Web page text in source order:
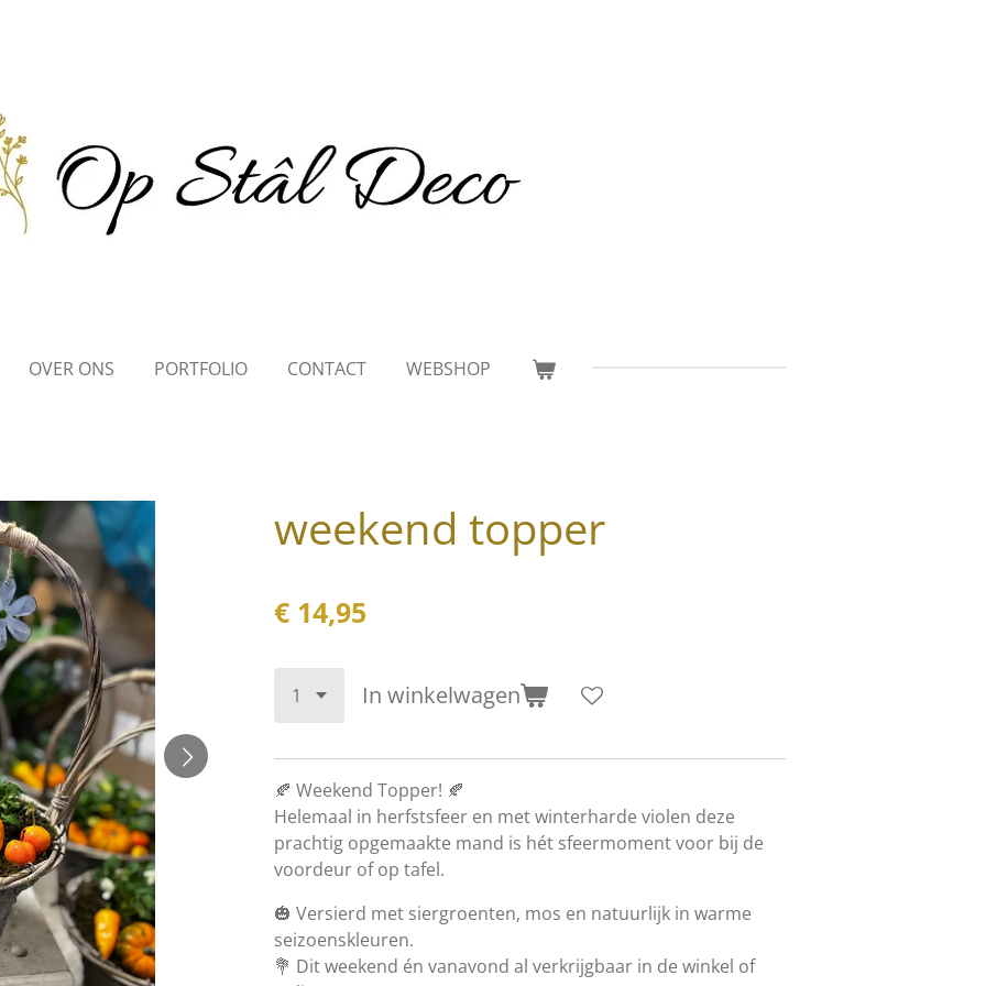
OVER ONS PORTFOLIO CONTACT WEBSHOP
weekend topper
€ 14,95
In winkelwagen
🍂 Weekend Topper! 🍂
Helemaal in herfstsfeer en met winterharde violen deze
prachtig opgemaakte mand is hét sfeermoment voor bij de
voordeur of op tafel.
🎃 Versierd met siergroenten, mos en natuurlijk in warme
seizoenskleuren.
💐 Dit weekend én vanavond al verkrijgbaar in de winkel of